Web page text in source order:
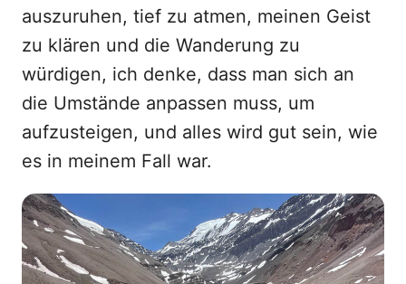
auszuruhen, tief zu atmen, meinen Geist
zu klären und die Wanderung zu
würdigen, ich denke, dass man sich an
die Umstände anpassen muss, um
aufzusteigen, und alles wird gut sein, wie
es in meinem Fall war.